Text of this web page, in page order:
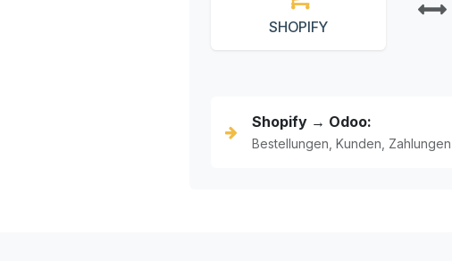
SHOPIFY
Shopify → Odoo:
Bestellungen, Kunden, Zahlungen